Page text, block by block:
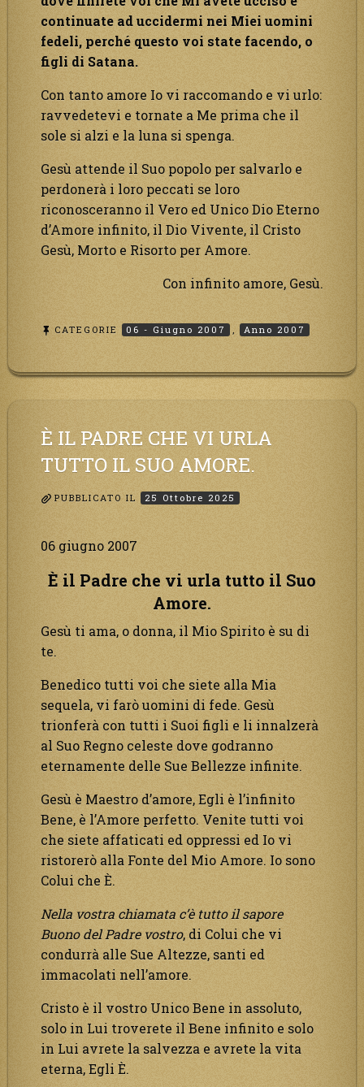
continuate ad uccidermi nei Miei uomini
fedeli, perché questo voi state facendo, o
figli di Satana.
Con tanto amore Io vi raccomando e vi urlo:
ravvedetevi e tornate a Me prima che il
sole si alzi e la luna si spenga.
Gesù attende il Suo popolo per salvarlo e
perdonerà i loro peccati se loro
riconosceranno il Vero ed Unico Dio Eterno
d’Amore infinito, il Dio Vivente, il Cristo
Gesù, Morto e Risorto per Amore.
Con infinito amore, Gesù.
CATEGORIE 06 - Giugno 2007 , Anno 2007
È IL PADRE CHE VI URLA
TUTTO IL SUO AMORE.
PUBBLICATO IL 25 Ottobre 2025
06 giugno 2007
È il Padre che vi urla tutto il Suo
Amore.
Gesù ti ama, o donna, il Mio Spirito è su di
te.
Benedico tutti voi che siete alla Mia
sequela, vi farò uomini di fede. Gesù
trionferà con tutti i Suoi figli e li innalzerà
al Suo Regno celeste dove godranno
eternamente delle Sue Bellezze infinite.
Gesù è Maestro d’amore, Egli è l’infinito
Bene, è l’Amore perfetto. Venite tutti voi
che siete affaticati ed oppressi ed Io vi
ristorerò alla Fonte del Mio Amore. Io sono
Colui che È.
Nella vostra chiamata c’è tutto il sapore
Buono del Padre vostro, di Colui che vi
condurrà alle Sue Altezze, santi ed
immacolati nell’amore.
Cristo è il vostro Unico Bene in assoluto,
solo in Lui troverete il Bene infinito e solo
in Lui avrete la salvezza e avrete la vita
eterna, Egli È.